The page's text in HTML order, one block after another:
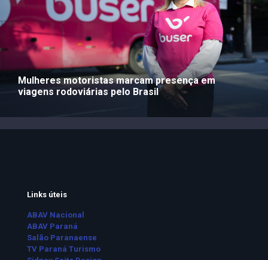
Mulheres motoristas marcam presença em
viagens rodoviárias pelo Brasil
Links úteis
ABAV Nacional
ABAV Paraná
Salão Paranaense
TV Paraná Turismo